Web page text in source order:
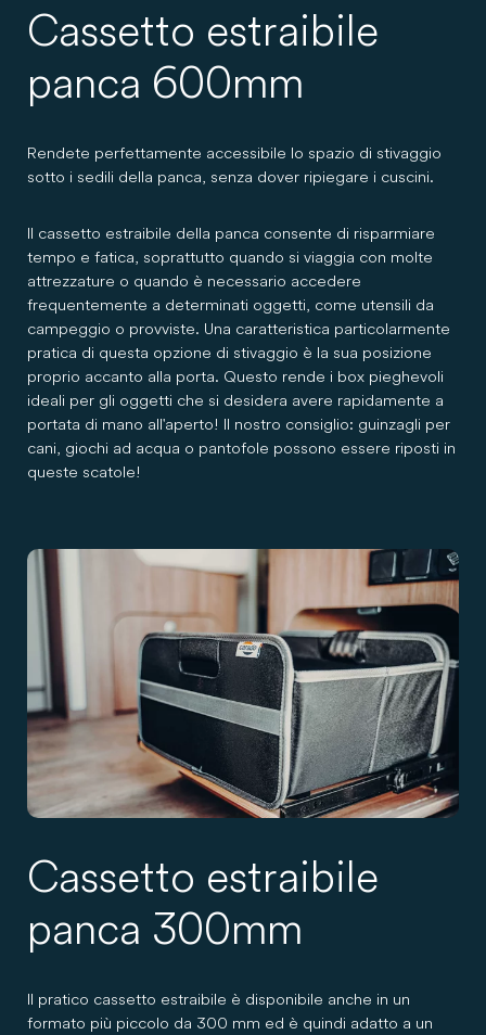
Cassetto estraibile
panca 600mm
Rendete perfettamente accessibile lo spazio di stivaggio
sotto i sedili della panca, senza dover ripiegare i cuscini.
Il cassetto estraibile della panca consente di risparmiare
tempo e fatica, soprattutto quando si viaggia con molte
attrezzature o quando è necessario accedere
frequentemente a determinati oggetti, come utensili da
campeggio o provviste. Una caratteristica particolarmente
pratica di questa opzione di stivaggio è la sua posizione
proprio accanto alla porta. Questo rende i box pieghevoli
ideali per gli oggetti che si desidera avere rapidamente a
portata di mano all'aperto! Il nostro consiglio: guinzagli per
cani, giochi ad acqua o pantofole possono essere riposti in
queste scatole!
Cassetto estraibile
panca 300mm
Il pratico cassetto estraibile è disponibile anche in un
formato più piccolo da 300 mm ed è quindi adatto a un